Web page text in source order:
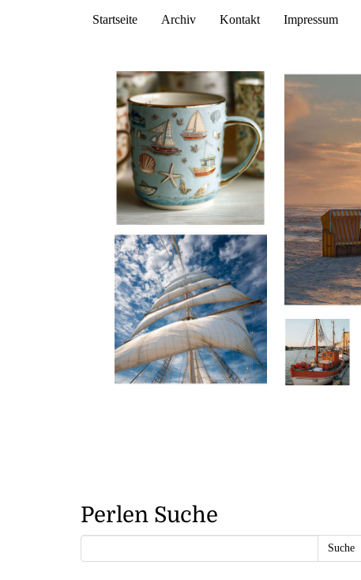
Startseite Archiv Kontakt Impressum
Perlen Suche